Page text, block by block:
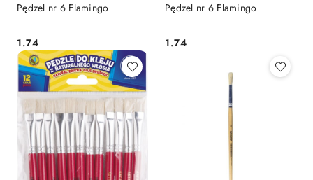
Pędzel nr 6 Flamingo
Cena:
1.74
Pędzel nr 6 Flamingo
Cena:
1.74